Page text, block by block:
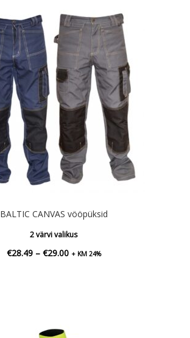
BALTIC CANVAS vööpüksid
2 värvi valikus
€28.49 – €29.00Hinnavahemik:
+ KM 24%